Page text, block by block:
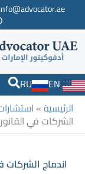
تخطي
المحتوى
info@advocator.ae
EN
RU
الرئيسية»
الشركات في القانون
اندماج الشركات